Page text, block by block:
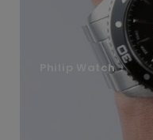
Philip Watch